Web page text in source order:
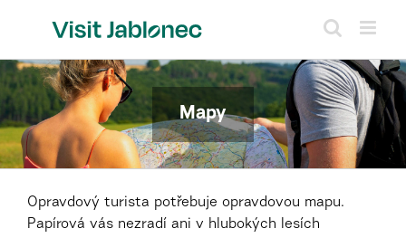
Mapy
Opravdový turista potřebuje opravdovou mapu.
Papírová vás nezradí ani v hlubokých lesích